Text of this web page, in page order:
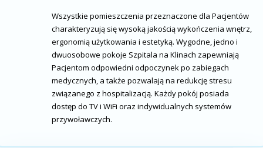
Wszystkie pomieszczenia przeznaczone dla Pacjentów
charakteryzują się wysoką jakością wykończenia wnętrz,
ergonomią użytkowania i estetyką. Wygodne, jedno i
dwuosobowe pokoje Szpitala na Klinach zapewniają
Pacjentom odpowiedni odpoczynek po zabiegach
medycznych, a także pozwalają na redukcję stresu
związanego z hospitalizacją. Każdy pokój posiada
dostęp do TV i WiFi oraz indywidualnych systemów
przywoławczych.